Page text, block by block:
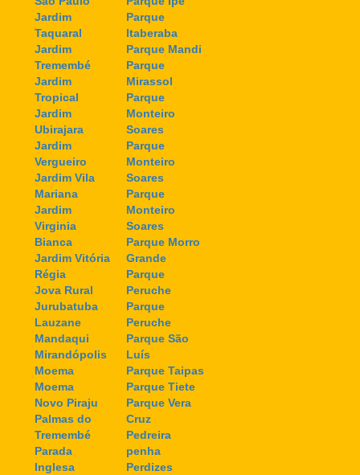
Jardim
Taquaral
Jardim
Tremembé
Jardim
Tropical
Jardim
Ubirajara
Jardim
Vergueiro
Jardim Vila
Mariana
Jardim
Virginia
Bianca
Jardim Vitória
Régia
Jova Rural
Jurubatuba
Lauzane
Mandaqui
Mirandópolis
Moema
Moema
Novo Piraju
Palmas do
Tremembé
Parada
Inglesa
Parque
Itaberaba
Parque Mandi
Parque
Mirassol
Parque
Monteiro
Soares
Parque
Monteiro
Soares
Parque
Monteiro
Soares
Parque Morro
Grande
Parque
Peruche
Parque
Peruche
Parque São
Luís
Parque Taipas
Parque Tiete
Parque Vera
Cruz
Pedreira
penha
Perdizes